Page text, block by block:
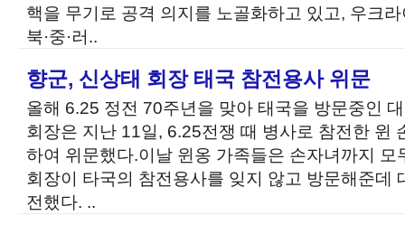
핵을 무기로 공격 의지를 노골화하고 있고, 우크
북·중·러..
향군, 신상태 회장 태국 참전용사 위문
올해 6.25 정전 70주년을 맞아 태국을 방문중인
회장은 지난 11일, 6.25전쟁 때 병사로 참전한 윈
하여 위문했다.이날 윈옹 가족들은 손자녀까지
회장이 타국의 참전용사를 잊지 않고 방문해준데
전했다. ..